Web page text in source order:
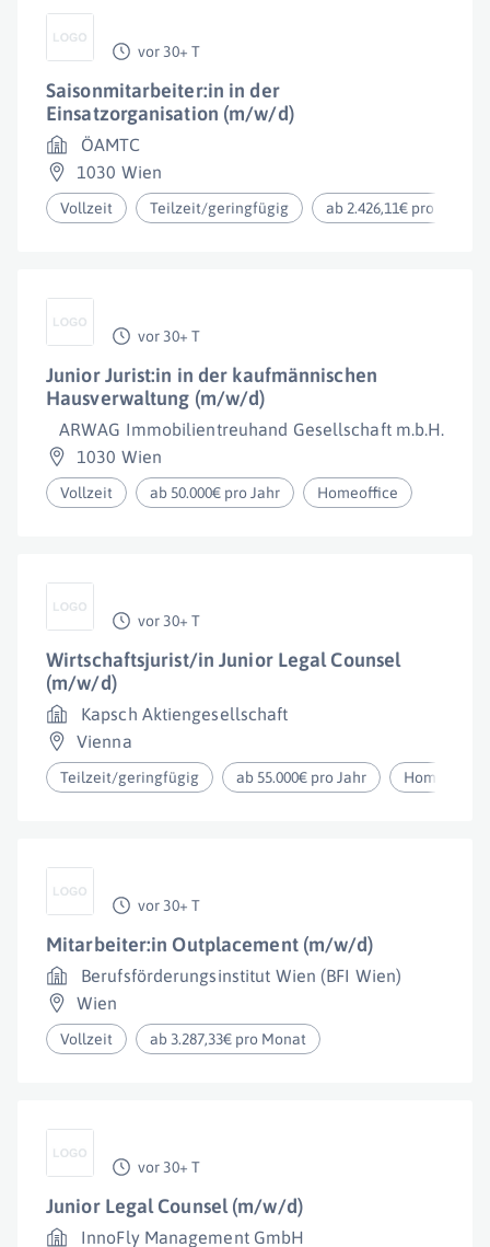
vor 30+ T
Saisonmitarbeiter:in in der
Einsatzorganisation (m/w/d)
ÖAMTC
1030 Wien
Vollzeit Teilzeit/geringfügig ab 2.426,11€ pro Monat
vor 30+ T
Junior Jurist:in in der kaufmännischen
Hausverwaltung (m/w/d)
ARWAG Immobilientreuhand Gesellschaft m.b.H.
1030 Wien
Vollzeit ab 50.000€ pro Jahr Homeoffice
vor 30+ T
Wirtschaftsjurist/in Junior Legal Counsel
(m/w/d)
Kapsch Aktiengesellschaft
Vienna
Teilzeit/geringfügig ab 55.000€ pro Jahr Homeoffice
vor 30+ T
Mitarbeiter:in Outplacement (m/w/d)
Berufsförderungsinstitut Wien (BFI Wien)
Wien
Vollzeit ab 3.287,33€ pro Monat
vor 30+ T
Junior Legal Counsel (m/w/d)
InnoFly Management GmbH